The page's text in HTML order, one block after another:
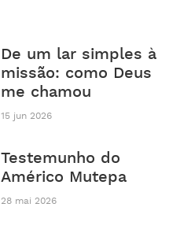
De um lar simples à
missão: como Deus
me chamou
15 jun 2026
Testemunho do
Américo Mutepa
28 mai 2026